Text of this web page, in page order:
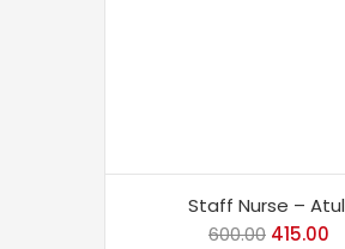
Staff Nurse – Atul
600.00 Original
415.00